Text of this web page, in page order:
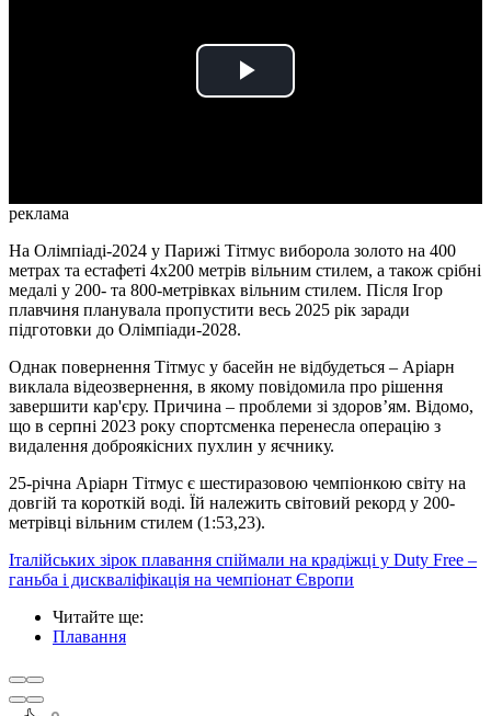
Play
реклама
На Олімпіаді-2024 у Парижі Тітмус виборола золото на 400
метрах та естафеті 4x200 метрів вільним стилем, а також срібні
медалі у 200- та 800-метрівках вільним стилем. Після Ігор
плавчиня планувала пропустити весь 2025 рік заради
підготовки до Олімпіади-2028.
Однак повернення Тітмус у басейн не відбудеться – Аріарн
виклала відеозвернення, в якому повідомила про рішення
завершити кар'єру. Причина – проблеми зі здоров’ям. Відомо,
що в серпні 2023 року спортсменка перенесла операцію з
видалення доброякісних пухлин у яєчнику.
25-річна Аріарн Тітмус є шестиразовою чемпіонкою світу на
довгій та короткій воді. Їй належить світовий рекорд у 200-
метрівці вільним стилем (1:53,23).
Італійських зірок плавання спіймали на крадіжці у Duty Free –
ганьба і дискваліфікація на чемпіонат Європи
Читайте ще:
Плавання